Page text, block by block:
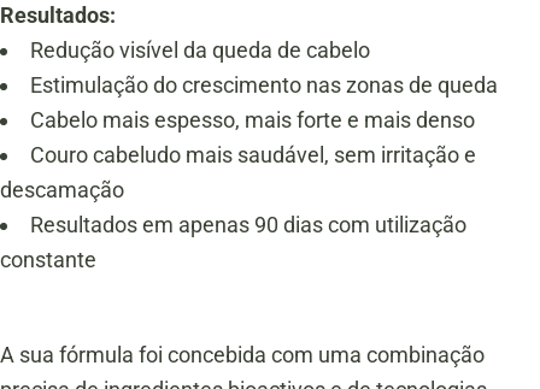
Resultados:
Redução visível da queda de cabelo
Estimulação do crescimento nas zonas de queda
Cabelo mais espesso, mais forte e mais denso
Couro cabeludo mais saudável, sem irritação e
descamação
Resultados em apenas 90 dias com utilização
constante
A sua fórmula foi concebida com uma combinação